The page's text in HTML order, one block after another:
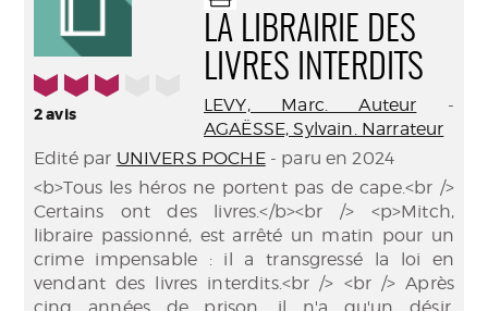
3/5
2avis
LA LIBRAIRIE DES
LIVRES INTERDITS
LEVY, Marc. Auteur -
AGAËSSE, Sylvain. Narrateur
Edité par UNIVERS POCHE- paru en 2024
<b>Tous les héros ne portent pas de cape.<br />
Certains ont des livres.</b><br /> <p>Mitch,
libraire passionné, est arrêté un matin pour un
crime impensable : il a transgressé la loi en
vendant des livres interdits.<br /> <br /> Après